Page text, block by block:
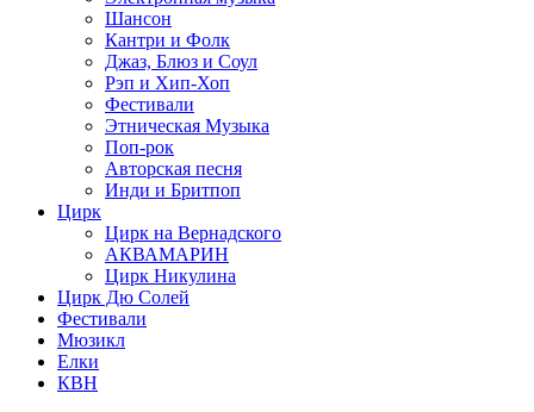
Шансон
Кантри и Фолк
Джаз, Блюз и Соул
Рэп и Хип-Хоп
Фестивали
Этническая Музыка
Поп-рок
Авторская песня
Инди и Бритпоп
Цирк
Цирк на Вернадского
АКВАМАРИН
Цирк Никулина
Цирк Дю Солей
Фестивали
Мюзикл
Елки
КВН